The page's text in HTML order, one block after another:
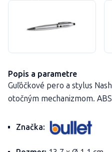
Popis a parametre
Guľôčkové pero a stylus Nash
otočným mechanizmom. ABS
Značka: